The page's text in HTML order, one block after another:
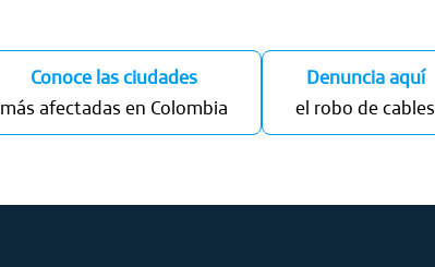
Conoce las ciudades
más afectadas en Colombia
Denuncia aquí
el robo de cables